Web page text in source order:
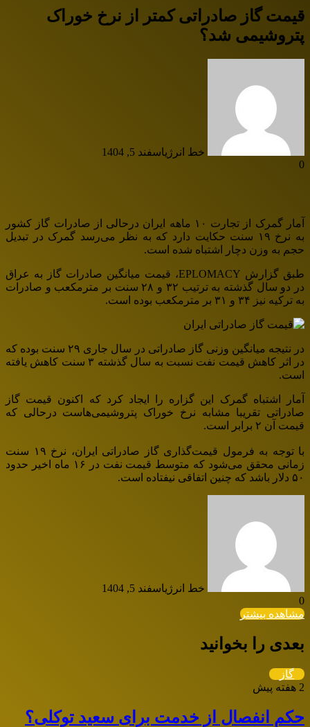
قیمت گاز صادراتی کمتر از نرخ خوراک
پتروشیمی شد؟
خط انرژیاسفند 5, 1404
0
آمار گمرک از تجارت ۱۰ ماهه ایران درحالی از صادرات گاز کشور
به نرخ ۱۹ سنت حکایت دارد که به نظر می‌رسد گمرک در تبدیل
حجم به وزن دچار اشتباه شده است.
طبق گزارش EPLOMACY، قیمت میانگین صادرات گاز به عراق
در دو سال گذشته به ترتیب ۳۲ و ۲۸ سنت بر مترمکعب و صادرات
به ترکیه نیز ۳۴ و ۳۱ بر مترمکعب بوده است.
در نتیجه میانگین وزنی گاز صادراتی در سال جاری ۲۹ سنت بوده که
در اثر کاهش قیمت نفت نسبت به سال گذشته ۳ سنت کاهش یافته
است.
آمار اشتباه گمرک این گزاره را ایجاد کرد که اکنون قیمت گاز
صادراتی تقریبا مشابه نرخ خوراک پتروشیمی‌هاست درحالی که
قیمت آن ۲ برابر است.
با توجه به فرمول قیمت‌گذاری گاز صادراتی ایران، نرخ ۱۹ سنت
زمانی محقق می‌شود که متوسط قیمت نفت در ۱۶ ماه اخیر حدود
۵۰ دلار باشد که چنین اتفاقی نیفتاده است.
خط انرژیاسفند 5, 1404
0
مشاهده بیشتر
بعدی را بخوانید
گاز
2 هفته پیش
حکم انفصال از خدمت برای سعید توکلی؟